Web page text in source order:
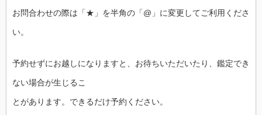
お問合わせの際は「★」を半角の「@」に変更してご利用くださ
い。
予約せずにお越しになりますと、お待ちいただいたり、鑑定でき
ない場合が生じるこ
とがあります。できるだけ予約ください。